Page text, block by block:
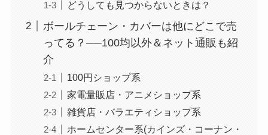
どうしても見つからないときは？
ボールチェーン・カバーは他にどこで売
ってる？──100均以外＆ネット通販も紹
介
100円ショップ系
家電量販店・アニメショップ系
雑貨店・バラエティショップ系
ホームセンター系(カインズ・コーナン・